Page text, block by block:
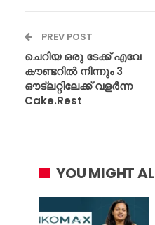
PREV POST
ചെറിയ ഒരു ടേക്ക് എവേ
കൗണ്ടറിൽ നിന്നും 3
ഔട്ലറ്റിലേക്ക് വളർന്ന
Cake.Rest
YOU MIGHT